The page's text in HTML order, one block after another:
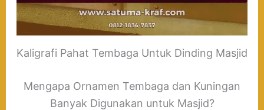
Kaligrafi Pahat Tembaga Untuk Dinding Masjid
Mengapa Ornamen Tembaga dan Kuningan
Banyak Digunakan untuk Masjid?